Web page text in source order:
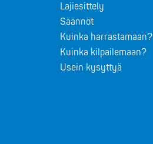
Lajiesittely
Säännöt
Kuinka harrastamaan?
Kuinka kilpailemaan?
Usein kysyttyä